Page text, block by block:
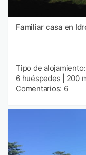
Familiar casa en
Tipo de
6 huéspedes
200
Comentarios: 6